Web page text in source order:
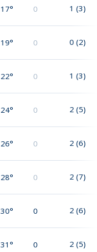
17° 0 1 (3)
19° 0 0 (2)
22° 0 1 (3)
24° 0 2 (5)
26° 0 2 (6)
28° 0 2 (7)
30° 0 2 (6)
31° 0 2 (5)